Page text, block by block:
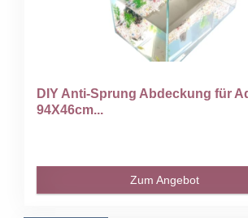
DIY Anti-Sprung Abdeckung für
94X46cm...
Zum Angebot